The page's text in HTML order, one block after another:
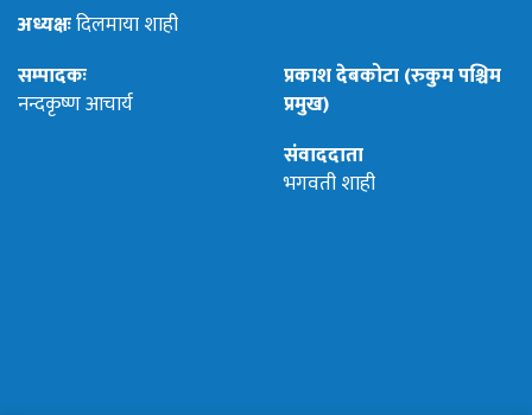
अध्यक्षःदिलमाया शाही
सम्पादकः
नन्दकृष्ण आचार्य
प्रकाश देबकोटा (रुकुम पश्चिम
प्रमुख)
संवाददाता
भगवती शाही